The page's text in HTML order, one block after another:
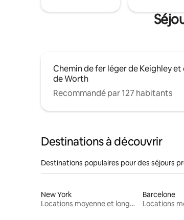
Chemin de fer léger de Keighley et
de Worth
Recommandé par 127 habitants
Destinations à découvrir
Destinations populaires pour des séjours
New York
Locations moyenne et longue durée
Barcelone